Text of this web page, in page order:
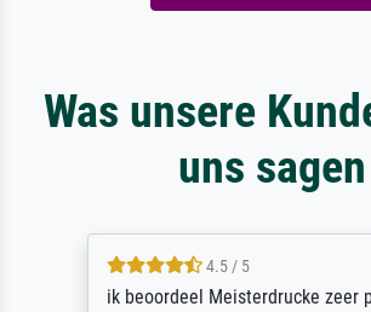
Was unsere
uns sagen
4.5 / 5
ik beoordeel Meisterdrucke zeer